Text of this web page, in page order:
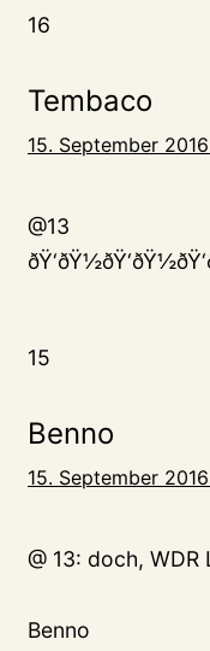
16
Tembaco
15. September
@13
15
Benno
15. September
@ 13: doch,
Benno